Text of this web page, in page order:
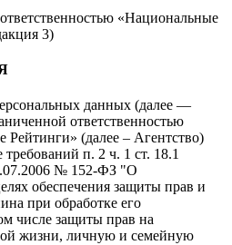
«Национальные
3)
данных (далее —
ответственностью
(далее – Агентство)
п. 2 ч. 1 ст. 18.1
№ 152-ФЗ "О
обеспечения защиты прав и
при обработке его
числе защиты прав на
жизни, личную и семейную